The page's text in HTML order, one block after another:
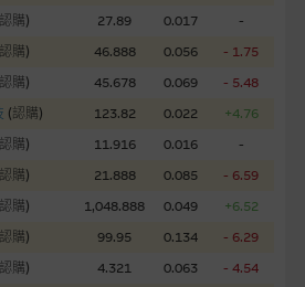
認購) 27.89 0.017
-
認購) 46.888 0.056
- 1.75
認購) 45.678 0.069
- 5.48
(認購) 123.82 0.022
+4.76
認購) 11.916 0.016
-
認購) 21.888 0.085
- 6.59
認購) 1,048.888 0.049
+6.52
認購) 99.95 0.134
- 6.29
認購) 4.321 0.063
- 4.54
因任何形式(包括疏忽)由於網站內容的
何人士對網站內容的依賴而導致的損失
責任或債務。
受香港法例管限。
款項。結構性產品價格可升可跌。過往
產品的第二市場可能有限而麥格理資本